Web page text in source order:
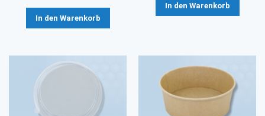
In den Warenkorb
In den Warenkorb